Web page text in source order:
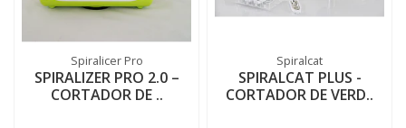
Spiralicer Pro
SPIRALIZER PRO 2.0 –
CORTADOR DE ..
Spiralcat
SPIRALCAT PLUS -
CORTADOR DE VERD..